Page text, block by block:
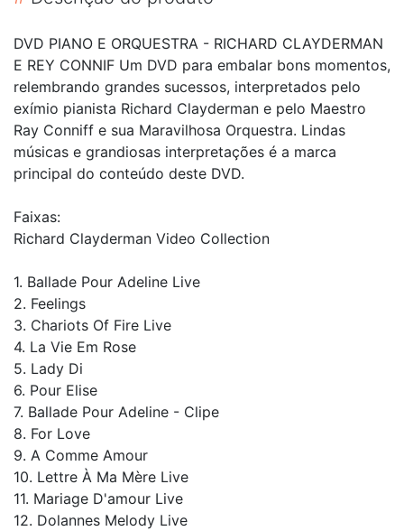
DVD PIANO E ORQUESTRA - RICHARD CLAYDERMAN
E REY CONNIF Um DVD para embalar bons momentos,
relembrando grandes sucessos, interpretados pelo
exímio pianista Richard Clayderman e pelo Maestro
Ray Conniff e sua Maravilhosa Orquestra. Lindas
músicas e grandiosas interpretações é a marca
principal do conteúdo deste DVD.
Faixas:
Richard Clayderman Video Collection
1. Ballade Pour Adeline Live
2. Feelings
3. Chariots Of Fire Live
4. La Vie Em Rose
5. Lady Di
6. Pour Elise
7. Ballade Pour Adeline - Clipe
8. For Love
9. A Comme Amour
10. Lettre À Ma Mère Live
11. Mariage D'amour Live
12. Dolannes Melody Live